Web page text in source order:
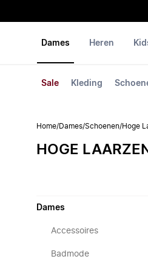
Dames
Sale Kleding
Heren
Home/Dames/Schoenen/Hoge
HOGE
Dames
Accessoires
Badmode